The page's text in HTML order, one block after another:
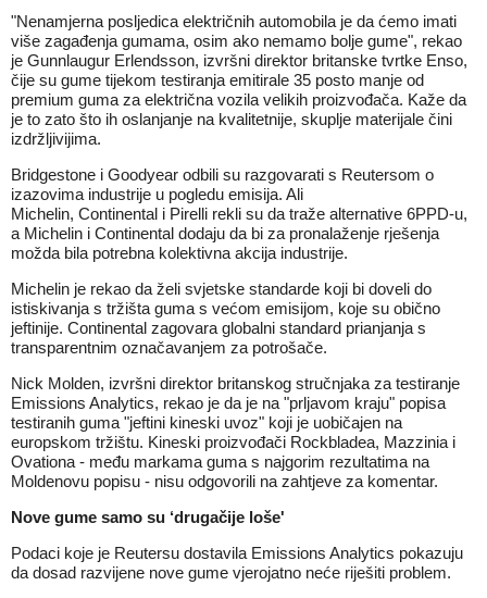
"Nenamjerna posljedica električnih automobila je da ćemo imati
više zagađenja gumama, osim ako nemamo bolje gume", rekao
je Gunnlaugur Erlendsson, izvršni direktor britanske tvrtke Enso,
čije su gume tijekom testiranja emitirale 35 posto manje od
premium guma za električna vozila velikih proizvođača. Kaže da
je to zato što ih oslanjanje na kvalitetnije, skuplje materijale čini
izdržljivijima.
Bridgestone i Goodyear odbili su razgovarati s Reutersom o
izazovima industrije u pogledu emisija. Ali
Michelin, Continental i Pirelli rekli su da traže alternative 6PPD-u,
a Michelin i Continental dodaju da bi za pronalaženje rješenja
možda bila potrebna kolektivna akcija industrije.
Michelin je rekao da želi svjetske standarde koji bi doveli do
istiskivanja s tržišta guma s većom emisijom, koje su obično
jeftinije. Continental zagovara globalni standard prianjanja s
transparentnim označavanjem za potrošače.
Nick Molden, izvršni direktor britanskog stručnjaka za testiranje
Emissions Analytics, rekao je da je na "prljavom kraju" popisa
testiranih guma "jeftini kineski uvoz" koji je uobičajen na
europskom tržištu. Kineski proizvođači Rockbladea, Mazzinia i
Ovationa - među markama guma s najgorim rezultatima na
Moldenovu popisu - nisu odgovorili na zahtjeve za komentar.
Nove gume samo su ‘drugačije loše'
Podaci koje je Reutersu dostavila Emissions Analytics pokazuju
da dosad razvijene nove gume vjerojatno neće riješiti problem.